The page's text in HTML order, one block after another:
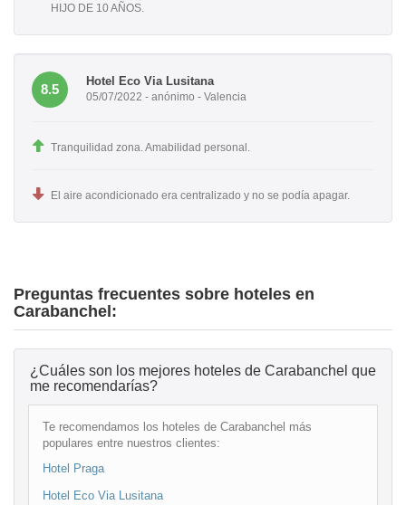
HIJO DE 10 AÑOS.
8.5
Hotel Eco Via Lusitana
05/07/2022 - anónimo - Valencia
Tranquilidad zona. Amabilidad personal.
El aire acondicionado era centralizado y no se podía apagar.
Preguntas frecuentes sobre hoteles en
Carabanchel:
¿Cuáles son los mejores hoteles de Carabanchel que
me recomendarías?
Te recomendamos los hoteles de Carabanchel más
populares entre nuestros clientes:
Hotel Praga
Hotel Eco Via Lusitana